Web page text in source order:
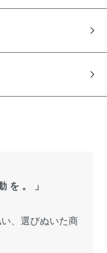
を。」
、選びぬいた商